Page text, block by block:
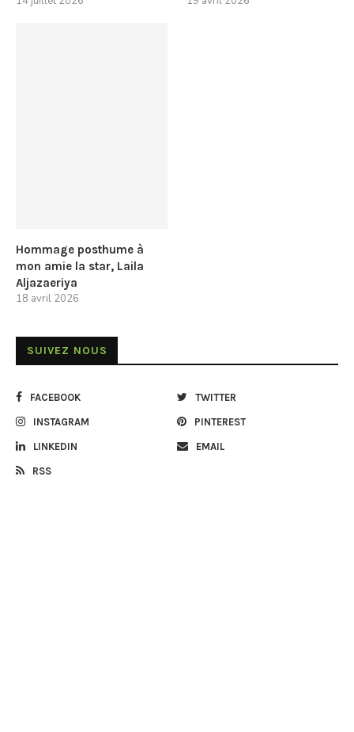
Hommage posthume à
mon amie la star, Laila
Aljazaeriya
18 avril 2026
SUIVEZ NOUS
FACEBOOK TWITTER
INSTAGRAM PINTEREST
LINKEDIN EMAIL
RSS